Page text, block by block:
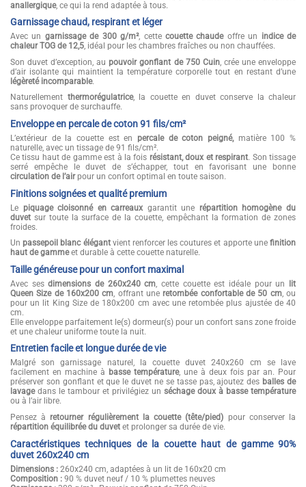
anallergique, ce qui la rend adaptée à tous.
Garnissage chaud, respirant et léger
Avec un garnissage de 300 g/m², cette couette chaudeoffre un indice de
chaleur TOG de 12,5, idéal pour les chambres fraîches ou non chauffées.
Son duvet d’exception, aupouvoir gonflant de 750 Cuin, crée une enveloppe
d’air isolante qui maintient la température corporelle tout en restant d’une
légèreté incomparable.
Naturellement thermorégulatrice, la couette en duvet conserve la chaleur
sans provoquer de surchauffe.
Enveloppe en percale de coton 91 fils/cm²
L’extérieur de la couette est en percale de coton peigné, matière 100 %
naturelle, avec un tissage de 91 fils/cm².
Ce tissu haut de gamme est à la fois résistant, doux et respirant. Son tissage
serré empêche le duvet de s’échapper, tout en favorisant une bonne
circulation de l’airpour un confort optimal en toute saison.
Finitions soignées et qualité premium
Le piquage cloisonné en carreaux garantit une répartition homogène du
duvet sur toute la surface de la couette, empêchant la formation de zones
froides.
Unpassepoil blanc élégantvient renforcer les coutures et apporte unefinition
haut de gammeet durable à cette couette naturelle.
Taille généreuse pour un confort maximal
Avec sesdimensions de 260x240 cm , cette couette est idéale pour un lit
Queen Size de 160x200 cm , offrant uneretombée confortable de 50 cm, ou
pour un lit King Size de 180x200 cm avec une retombée plus ajustée de 40
cm.
Elle enveloppe parfaitement le(s) dormeur(s) pour un confort sans zone froide
et une chaleur uniforme toute la nuit.
Entretien facile et longue durée de vie
Malgré son garnissage naturel, la couette duvet 240x260 cm se lave
facilement en machine à basse température, une à deux fois par an. Pour
préserver son gonflant et que le duvet ne se tasse pas, ajoutez des balles de
lavagedans le tambour et privilégiez un séchage doux à basse température
ou à l’air libre.
Pensez àretourner régulièrement la couette (tête/pied) pour conserver la
répartition équilibrée du duvet et prolonger sa durée de vie.
Caractéristiques techniques de la couette haut de gamme 90%
duvet 260x240 cm
Dimensions : 260x240 cm, adaptées à un lit de 160x20 cm
Composition : 90 % duvet neuf / 10 % plumettes neuves